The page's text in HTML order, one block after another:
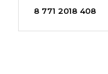
8 771 2018 408